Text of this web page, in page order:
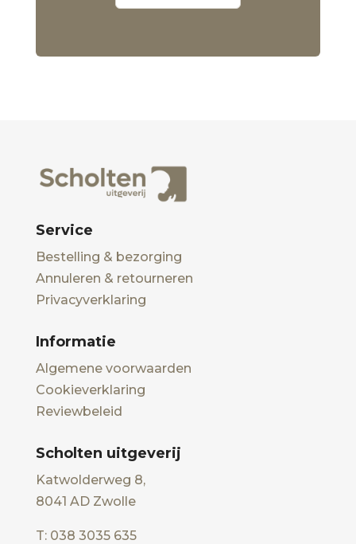
Service
Bestelling & bezorging
Annuleren & retourneren
Privacyverklaring
Informatie
Algemene voorwaarden
Cookieverklaring
Reviewbeleid
Scholten uitgeverij
Katwolderweg 8,
8041 AD Zwolle
T: 038 3035 635